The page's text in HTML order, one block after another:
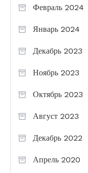
Февраль 2024
Январь 2024
Декабрь 2023
Ноябрь 2023
Октябрь 2023
Август 2023
Декабрь 2022
Апрель 2020